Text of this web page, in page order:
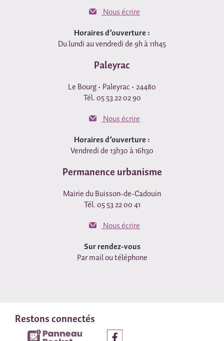
Nous écrire
Horaires d’ouverture :
Du lundi au vendredi de 9h à 11h45
Paleyrac
Le Bourg • Paleyrac • 24480
Tél. 05 53 22 02 90
Nous écrire
Horaires d’ouverture :
Vendredi de 13h30 à 16h30
Permanence urbanisme
Mairie du Buisson-de-Cadouin
Tél. 05 53 22 00 41
Nous écrire
Sur rendez-vous
Par mail ou téléphone
Restons connectés